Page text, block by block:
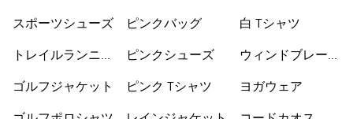
スポーツシューズ
トレイルランニン
ゴルフジャケット
ピンクバッグ
ピンクシューズ
ピンク Tシャツ
白 Tシャツ
ウィンドブレーカ
ヨガウェア